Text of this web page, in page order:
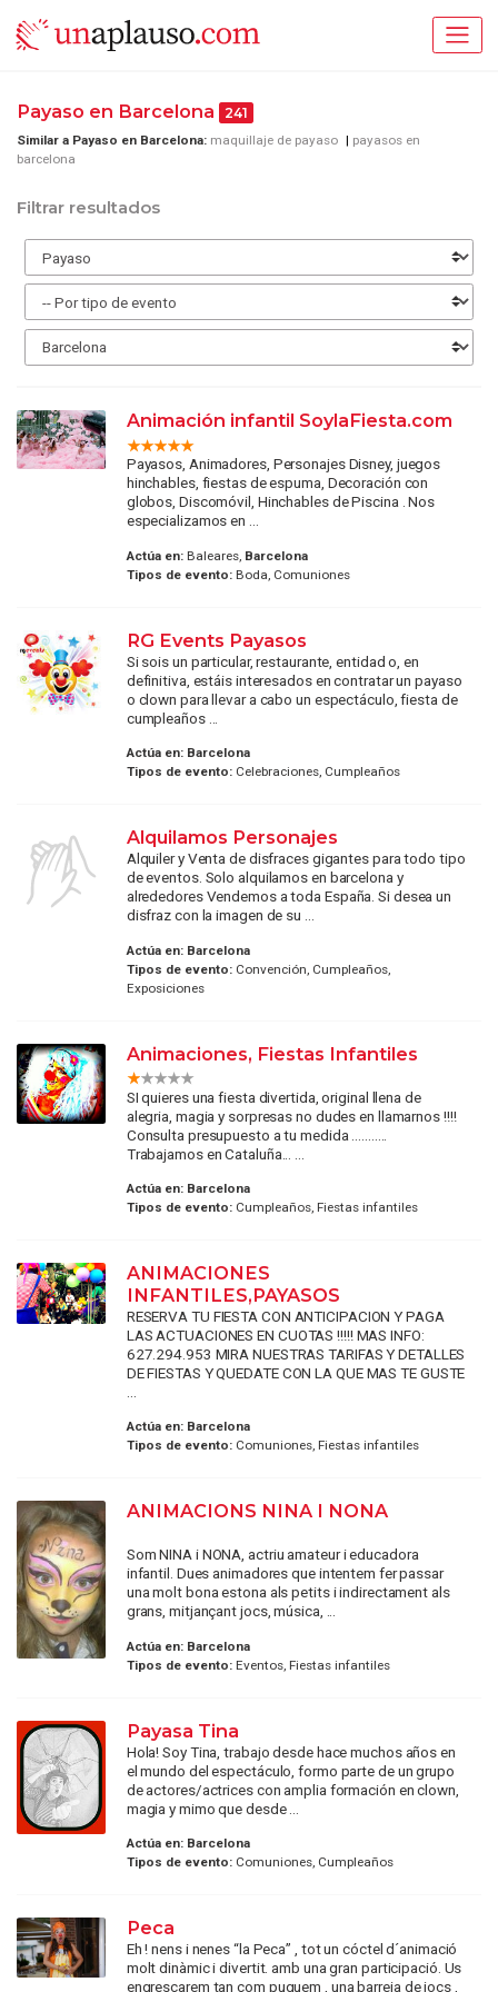
Payaso en Barcelona 241
Similar a Payaso en Barcelona: maquillaje de payaso
payasos en
barcelona
Filtrar resultados
Animación infantil SoylaFiesta.com
Payasos, Animadores, Personajes Disney, juegos
hinchables, fiestas de espuma, Decoración con
globos, Discomóvil, Hinchables de Piscina . Nos
especializamos en ...
Actúa en:Baleares, Barcelona
Tipos de evento:Boda, Comuniones
RG Events Payasos
Si sois un particular, restaurante, entidad o, en
definitiva, estáis interesados en contratar un payaso
o clown para llevar a cabo un espectáculo, fiesta de
cumpleaños ...
Actúa en: Barcelona
Tipos de evento:Celebraciones, Cumpleaños
Alquilamos Personajes
Alquiler y Venta de disfraces gigantes para todo tipo
de eventos. Solo alquilamos en barcelona y
alrededores Vendemos a toda España. Si desea un
disfraz con la imagen de su ...
Actúa en: Barcelona
Tipos de evento:Convención, Cumpleaños,
Exposiciones
Animaciones, Fiestas Infantiles
SI quieres una fiesta divertida, original llena de
alegria, magia y sorpresas no dudes en llamarnos !!!!
Consulta presupuesto a tu medida ...........
Trabajamos en Cataluña... ...
Actúa en: Barcelona
Tipos de evento:Cumpleaños, Fiestas infantiles
ANIMACIONES
INFANTILES,PAYASOS
RESERVA TU FIESTA CON ANTICIPACION Y PAGA
LAS ACTUACIONES EN CUOTAS !!!!! MAS INFO:
627.294.953 MIRA NUESTRAS TARIFAS Y DETALLES
DE FIESTAS Y QUEDATE CON LA QUE MAS TE GUSTE
Actúa en: Barcelona
Tipos de evento:Comuniones, Fiestas infantiles
ANIMACIONS NINA I NONA
Som NINA i NONA, actriu amateur i educadora
infantil. Dues animadores que intentem fer passar
una molt bona estona als petits i indirectament als
grans, mitjançant jocs, música, ...
Actúa en: Barcelona
Tipos de evento:Eventos, Fiestas infantiles
Payasa Tina
Hola! Soy Tina, trabajo desde hace muchos años en
el mundo del espectáculo, formo parte de un grupo
de actores/actrices con amplia formación en clown,
magia y mimo que desde ...
Actúa en: Barcelona
Tipos de evento:Comuniones, Cumpleaños
Peca
Eh ! nens i nenes “la Peca” , tot un cóctel d´animació
molt dinàmic i divertit. amb una gran participació. Us
engrescarem tan com puguem , una barreja de jocs ,